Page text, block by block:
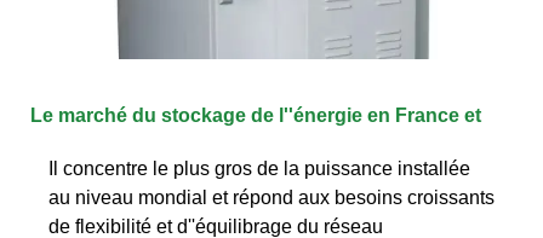
Le marché du stockage de l''énergie en France et
Il concentre le plus gros de la puissance installée
au niveau mondial et répond aux besoins croissants
de flexibilité et d''équilibrage du réseau